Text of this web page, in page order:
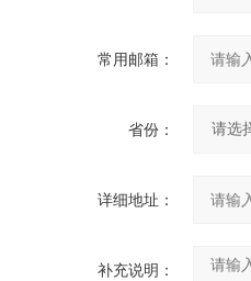
常用邮箱：
省份：
详细地址：
补充说明：